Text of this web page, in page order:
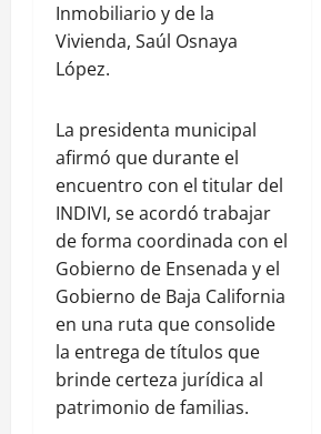
Inmobiliario y de la
Vivienda, Saúl Osnaya
López.
La presidenta municipal
afirmó que durante el
encuentro con el titular del
INDIVI, se acordó trabajar
de forma coordinada con el
Gobierno de Ensenada y el
Gobierno de Baja California
en una ruta que consolide
la entrega de títulos que
brinde certeza jurídica al
patrimonio de familias.